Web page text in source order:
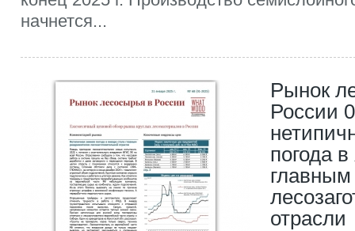
начнется...
Рынок
России
погода
отрасли